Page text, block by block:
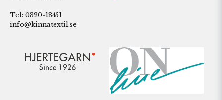
Tel: 0320-18451
info@kinnatextil.se